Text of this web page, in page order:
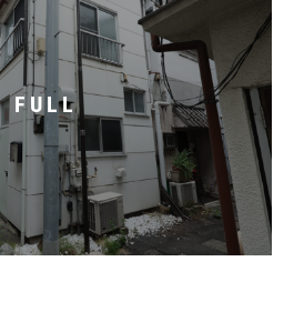
FULL